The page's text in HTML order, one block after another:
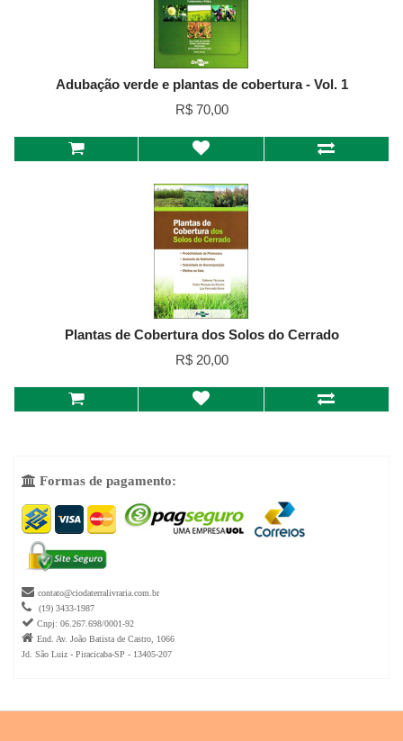
Adubação verde e plantas de cobertura - Vol. 1
R$ 70,00
Plantas de Cobertura dos Solos do Cerrado
R$ 20,00
 Formas de pagamento:
 contato@ciodaterralivraria.com.br
 (19) 3433-1987
 Cnpj: 06.267.698/0001-92
 End. Av. João Batista de Castro, 1066
Jd. São Luiz - Piracicaba-SP - 13405-207